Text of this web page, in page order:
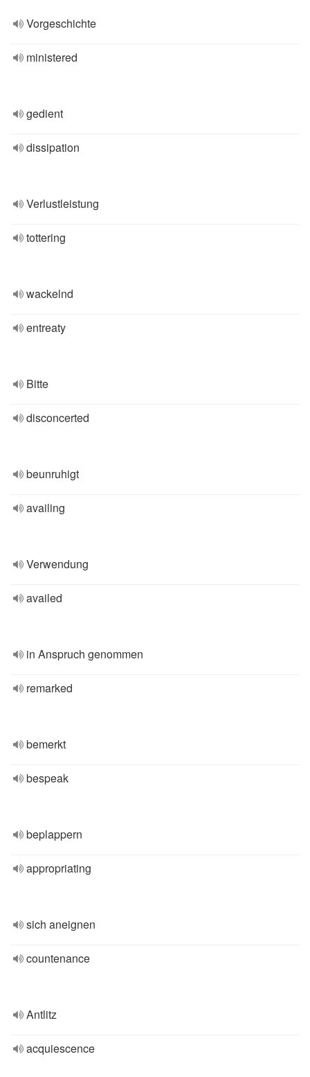
Vorgeschichte
ministered
gedient
dissipation
Verlustleistung
tottering
wackelnd
entreaty
Bitte
disconcerted
beunruhigt
availing
Verwendung
availed
in Anspruch genommen
remarked
bemerkt
bespeak
beplappern
appropriating
sich aneignen
countenance
Antlitz
acquiescence